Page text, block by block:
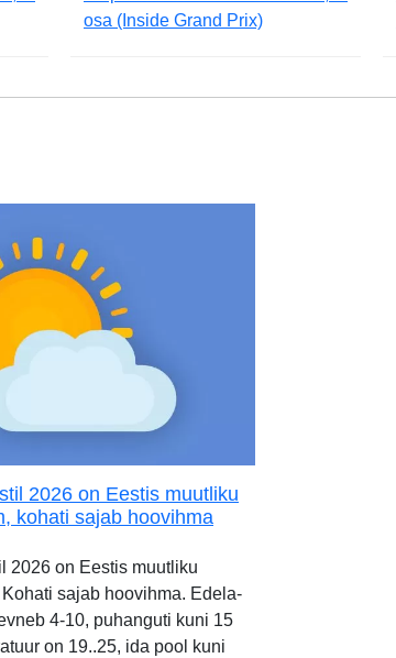
osa (Inside Grand Prix)
2026 on Eestis muutliku
kohati sajab hoovihma
2026 on Eestis muutliku
sajab hoovihma. Edela-
4-10, puhanguti kuni 15
on 19..25, ida pool kuni